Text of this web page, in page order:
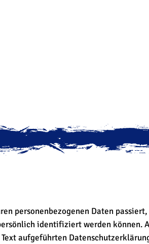
personenbezogenen Daten passiert,
identifiziert werden können.
aufgeführten